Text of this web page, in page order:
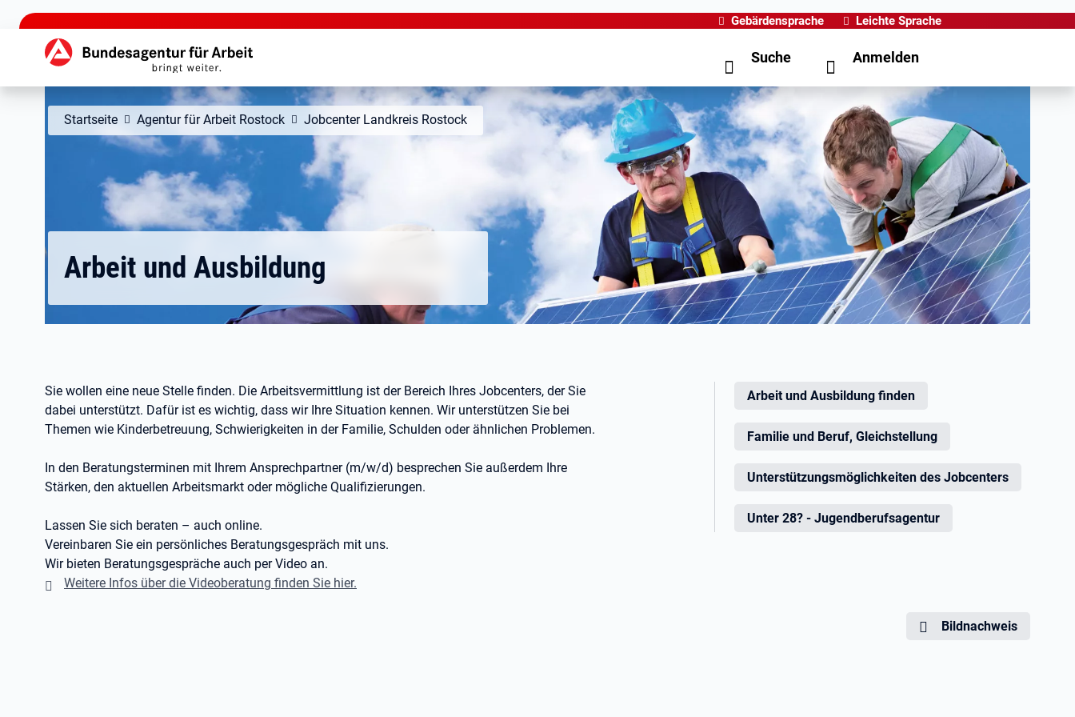
zu den Hauptinhalten springen
Gebärdensprache Leichte Sprache
Hauptnavigation Suche Anmelden
Startseite Agentur für Arbeit Rostock Jobcenter Landkreis Rostock
Arbeit und Ausbildung
Sie wollen eine neue Stelle finden. Die Arbeitsvermittlung ist der Bereich Ihres Jobcenters, der Sie
dabei unterstützt. Dafür ist es wichtig, dass wir Ihre Situation kennen. Wir unterstützen Sie bei
Themen wie Kinderbetreuung, Schwierigkeiten in der Familie, Schulden oder ähnlichen Problemen.
In den Beratungsterminen mit Ihrem Ansprechpartner (m/w/d) besprechen Sie außerdem Ihre
Stärken, den aktuellen Arbeitsmarkt oder mögliche Qualifizierungen.
Lassen Sie sich beraten – auch online.
Vereinbaren Sie ein persönliches Beratungsgespräch mit uns.
Wir bieten Beratungsgespräche auch per Video an.
Weitere Infos über die Videoberatung finden Sie hier.
Arbeit und Ausbildung finden
Familie und Beruf, Gleichstellung
Unterstützungsmöglichkeiten des Jobcenters
Unter 28? - Jugendberufsagentur
Bildnachweis